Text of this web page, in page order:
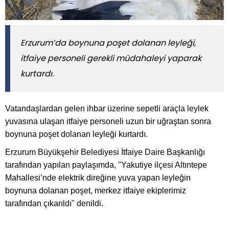
Erzurum’da boynuna poşet dolanan leyleği,
itfaiye personeli gerekli müdahaleyi yaparak
kurtardı.
Vatandaşlardan gelen ihbar üzerine sepetli araçla leylek
yuvasına ulaşan itfaiye personeli uzun bir uğraştan sonra
boynuna poşet dolanan leyleği kurtardı.
Erzurum Büyükşehir Belediyesi İtfaiye Daire Başkanlığı
tarafından yapılan paylaşımda, "Yakutiye ilçesi Altıntepe
Mahallesi’nde elektrik direğine yuva yapan leyleğin
boynuna dolanan poşet, merkez itfaiye ekiplerimiz
tarafından çıkarıldı" denildi.